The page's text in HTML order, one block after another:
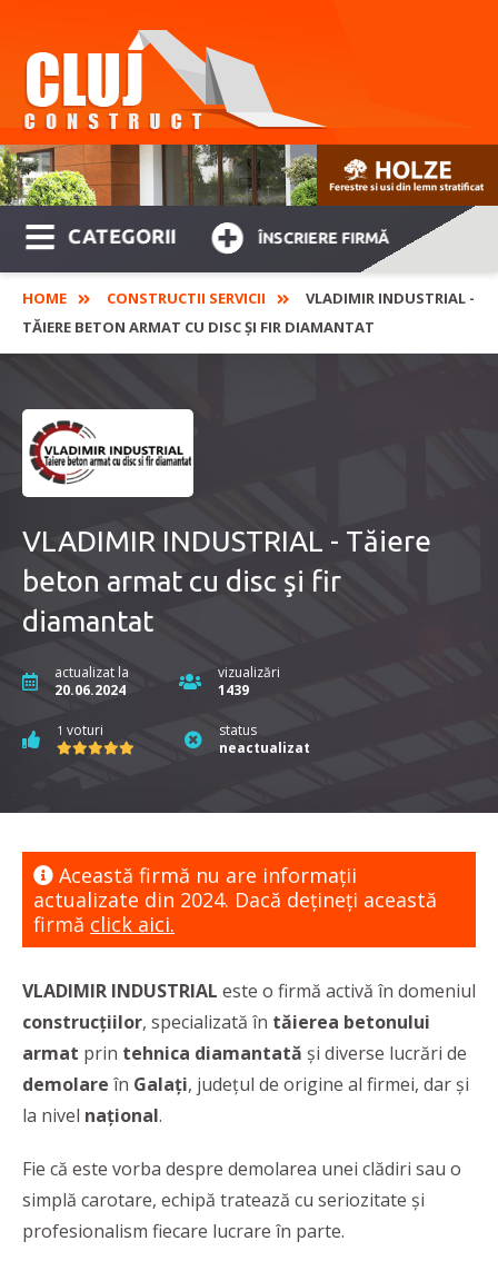
CATEGORII ÎNSCRIERE FIRMĂ
HOME CONSTRUCTII SERVICII
VLADIMIR INDUSTRIAL -
TĂIERE BETON ARMAT CU DISC ŞI FIR DIAMANTAT
VLADIMIR INDUSTRIAL - Tăiere
beton armat cu disc şi fir
diamantat
actualizat la
20.06.2024
vizualizări
1439
1 voturi
status
neactualizat
Această firmă nu are informaţii
actualizate din 2024. Dacă dețineți această
firmă click aici.
VLADIMIR INDUSTRIAL este o firmă activă în domeniul
construcțiilor, specializată în tăierea betonului
armat prin tehnica diamantată şi diverse lucrări de
demolare în Galaţi, judeţul de origine al firmei, dar şi
la nivel naţional.
Fie că este vorba despre demolarea unei clădiri sau o
simplă carotare, echipă tratează cu seriozitate şi
profesionalism fiecare lucrare în parte.